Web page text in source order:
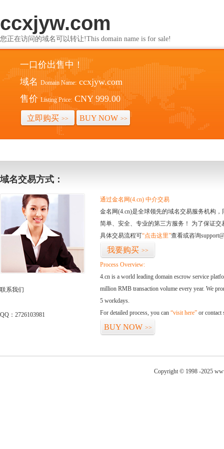
ccxjyw.com
您正在访问的域名可以转让!This domain name is for sale!
一口价出售中！
域名 Domain Name: ccxjyw.com
售价 Listing Price: CNY 999.00
立即购买 >> BUY NOW >>
域名交易方式：
联系我们
QQ：2726103981
通过金名网(4.cn) 中介交易
金名网(4.cn)是全球领先的域名交易服务机构
简单、安全、专业的第三方服务！ 为了保证
具体交易流程可“点击这里”查看或咨询
我要购买 >>
Process Overview:
4.cn is a world leading domain escrow service
million RMB transaction volume every year. We
5 workdays.
For detailed process, you can “visit here” or contact
BUY NOW >>
Copyright © 1998 -2025